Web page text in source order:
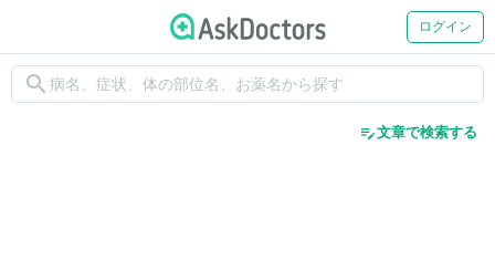
ログイン
search
edit_note文章で検索する